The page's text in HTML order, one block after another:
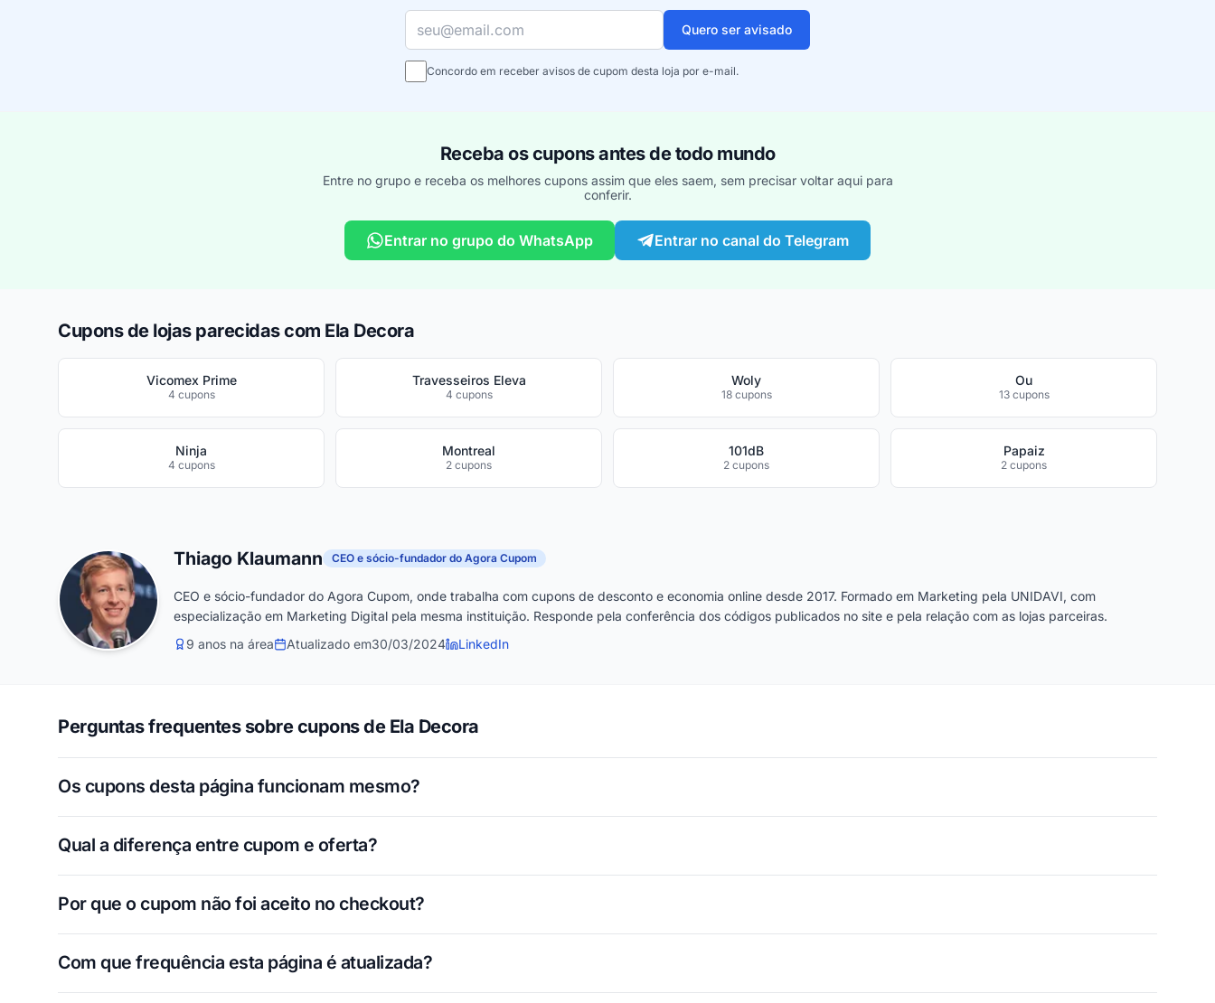
Seu e-mail
Quero ser avisado
Concordo em receber avisos de cupom desta loja por e-mail.
Receba os cupons antes de todo mundo
Entre no grupo e receba os melhores cupons assim que eles saem, sem precisar voltar aqui para
conferir.
Entrar no grupo do WhatsApp Entrar no canal do Telegram
Cupons de lojas parecidas com Ela Decora
Vicomex Prime
4 cupons
Travesseiros Eleva
4 cupons
Woly
18 cupons
Ou
13 cupons
Ninja
4 cupons
Montreal
2 cupons
101dB
2 cupons
Papaiz
2 cupons
Thiago Klaumann CEO e sócio-fundador do Agora Cupom
CEO e sócio-fundador do Agora Cupom, onde trabalha com cupons de desconto e economia online desde 2017. Formado em Marketing pela UNIDAVI, com
especialização em Marketing Digital pela mesma instituição. Responde pela conferência dos códigos publicados no site e pela relação com as lojas parceiras.
9 anos na área
Atualizado em30/03/2024 LinkedIn
Perguntas frequentes sobre cupons de Ela Decora
Os cupons desta página funcionam mesmo?
Qual a diferença entre cupom e oferta?
Por que o cupom não foi aceito no checkout?
Com que frequência esta página é atualizada?